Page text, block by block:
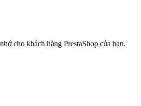
cho khách hàng PrestaShop của bạn.